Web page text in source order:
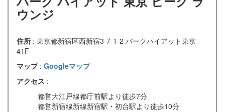
ウンジ
住所 : 東京都新宿区西新宿3-7-1-2 パークハイアット東京
41F
マップ : Googleマップ
アクセス :
都営大江戸線都庁前駅より徒歩7分
都営新宿線新線新宿駅・初台駅より徒歩10分